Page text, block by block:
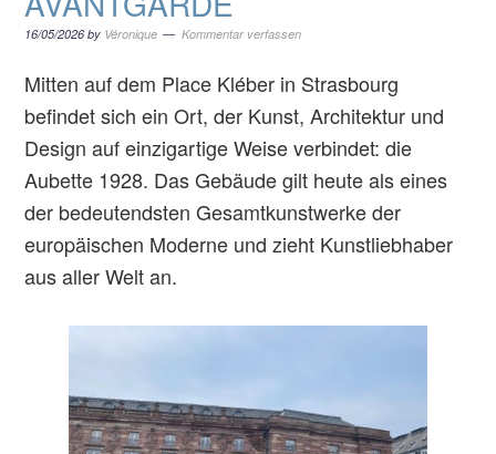
16/05/2026 by Véronique Kommentar verfassen
Mitten auf dem Place Kléber in Strasbourg
befindet sich ein Ort, der Kunst, Architektur und
Design auf einzigartige Weise verbindet: die
Aubette 1928. Das Gebäude gilt heute als eines
der bedeutendsten Gesamtkunstwerke der
europäischen Moderne und zieht Kunstliebhaber
aus aller Welt an.